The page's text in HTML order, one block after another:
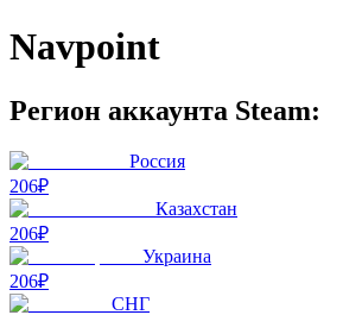
Navpoint
Регион аккаунта Steam:
Россия
206₽
Казахстан
206₽
Украина
206₽
СНГ